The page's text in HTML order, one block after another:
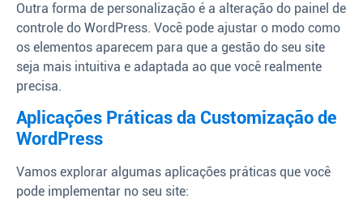
Outra forma de personalização é a alteração do painel de
controle do WordPress. Você pode ajustar o modo como
os elementos aparecem para que a gestão do seu site
seja mais intuitiva e adaptada ao que você realmente
precisa.
Aplicações Práticas da Customização de
WordPress
Vamos explorar algumas aplicações práticas que você
pode implementar no seu site: